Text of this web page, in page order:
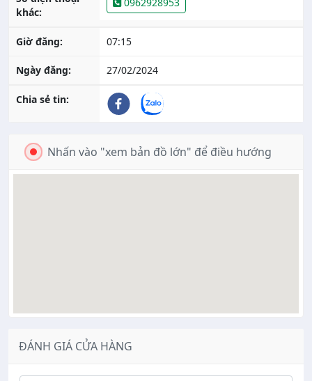
khác:
Giờ đăng: 07:15
Ngày đăng: 27/02/2024
Chia sẻ tin:
Nhấn vào "xem bản đồ lớn" để điều hướng
ĐÁNH GIÁ CỬA HÀNG